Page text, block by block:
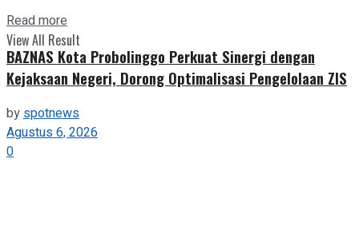
View All Result
Read more
BAZNAS Kota Probolinggo Perkuat Sinergi dengan
Kejaksaan Negeri, Dorong Optimalisasi Pengelolaan ZIS
by spotnews
Agustus 6, 2026
0